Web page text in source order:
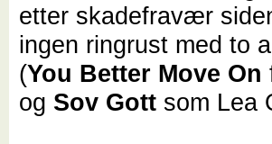
etter skadefravær
ingen ringrust med to
(You Better Move On
og Sov Gott som Lea